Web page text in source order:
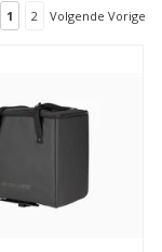
die worden
stijlvolle
1 2 Volgende Vorige